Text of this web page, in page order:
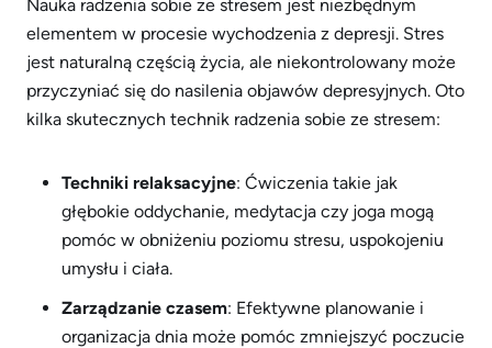
Nauka radzenia sobie ze stresem jest niezbędnym
elementem w procesie wychodzenia z depresji. Stres
jest naturalną częścią życia, ale niekontrolowany może
przyczyniać się do nasilenia objawów depresyjnych. Oto
kilka skutecznych technik radzenia sobie ze stresem:
Techniki relaksacyjne: Ćwiczenia takie jak
głębokie oddychanie, medytacja czy joga mogą
pomóc w obniżeniu poziomu stresu, uspokojeniu
umysłu i ciała.
Zarządzanie czasem: Efektywne planowanie i
organizacja dnia może pomóc zmniejszyć poczucie